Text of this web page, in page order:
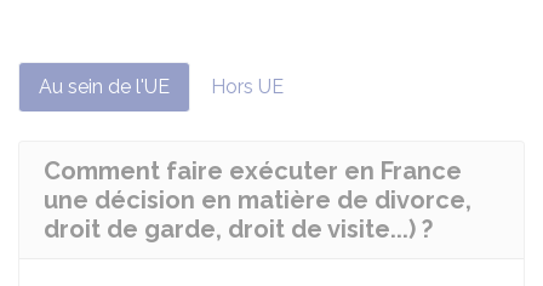
Au sein de l'UE Hors UE
Comment faire exécuter en France
une décision en matière de divorce,
droit de garde, droit de visite...) ?